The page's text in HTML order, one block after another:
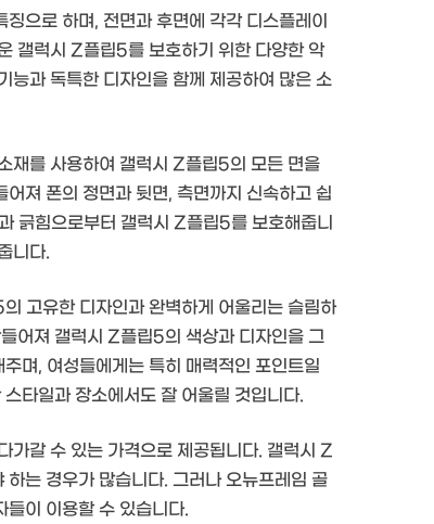
으로 하며, 전면과 후면에 각각 디스플레이
갤럭시 Z플립5를 보호하기 위한 다양한 악
능과 독특한 디자인을 함께 제공하여 많은 소
재를 사용하여 갤럭시 Z플립5의 모든 면을
져 폰의 정면과 뒷면, 측면까지 신속하고 쉽
긁힘으로부터 갤럭시 Z플립5를 보호해줍니
니다.
고유한 디자인과 완벽하게 어울리는 슬림하
어져 갤럭시 Z플립5의 색상과 디자인을 그
며, 여성들에게는 특히 매력적인 포인트일
타일과 장소에서도 잘 어울릴 것입니다.
가갈 수 있는 가격으로 제공됩니다. 갤럭시 Z
는 경우가 많습니다. 그러나 오뉴프레임 골
들이 이용할 수 있습니다.